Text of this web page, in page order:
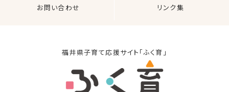
お問い合わせ リンク集
福井県子育て応援サイト「ふく育」